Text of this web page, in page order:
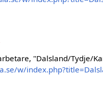
"Dalsland/Tydje/
w/